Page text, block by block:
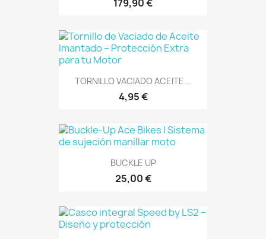
179,90 €
TORNILLO VACIADO ACEITE...
4,95 €
BUCKLE UP
25,00 €